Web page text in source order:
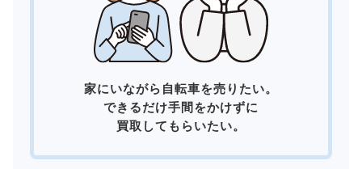
家にいながら自転車を売りたい。
できるだけ手間をかけずに
買取してもらいたい。